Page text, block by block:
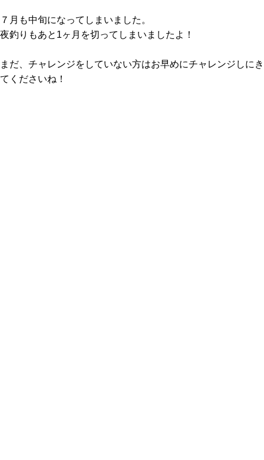
７月も中旬になってしまいました。
夜釣りもあと1ヶ月を切ってしまいましたよ！
まだ、チャレンジをしていない方はお早めにチャレンジしにき
てくださいね！